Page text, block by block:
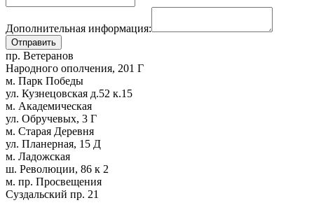
Дополнительная информация:
пр. Ветеранов
Народного ополчения, 201 Г
м. Парк Победы
ул. Кузнецовская д.52 к.15
м. Академическая
ул. Обручевых, 3 Г
м. Старая Деревня
ул. Планерная, 15 Д
м. Ладожская
ш. Революции, 86 к 2
м. пр. Просвещения
Суздальский пр. 21